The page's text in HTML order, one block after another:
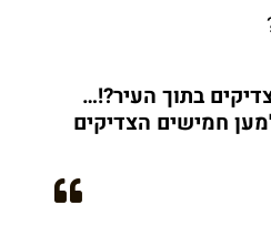
בתוך העיר?!…
חמישים הצדיקים